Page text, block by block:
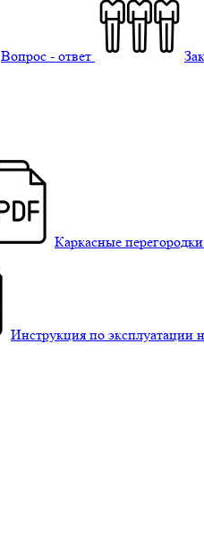
Вопрос - ответ
Каркасные перегородки
Инструкция по эксплуатации